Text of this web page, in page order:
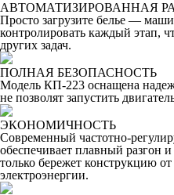
АВТОМАТИЗИРОВАННАЯ
Просто загрузите белье —
контролировать каждый этап,
других задач.
ПОЛНАЯ БЕЗОПАСНОСТЬ
Модель КП-223 оснащена
не позволят запустить
ЭКОНОМИЧНОСТЬ
Современный частотно-
обеспечивает плавный разгон
только бережет конструкцию
электроэнергии.